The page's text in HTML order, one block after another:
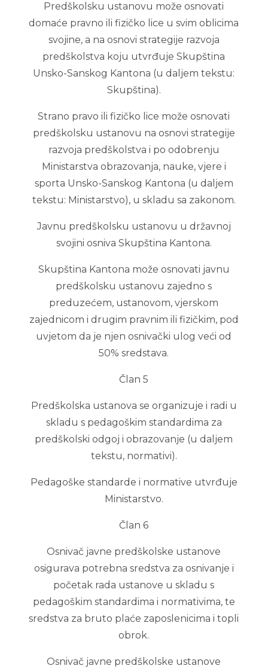
Predškolsku ustanovu može osnovati
domaće pravno ili fizičko lice u svim oblicima
svojine, a na osnovi strategije razvoja
predškolstva koju utvrđuje Skupština
Unsko-Sanskog Kantona (u daljem tekstu:
Skupština).
Strano pravo ili fizičko lice može osnovati
predškolsku ustanovu na osnovi strategije
razvoja predškolstva i po odobrenju
Ministarstva obrazovanja, nauke, vjere i
sporta Unsko-Sanskog Kantona (u daljem
tekstu: Ministarstvo), u skladu sa zakonom.
Javnu predškolsku ustanovu u državnoj
svojini osniva Skupština Kantona.
Skupština Kantona može osnovati javnu
predškolsku ustanovu zajedno s
preduzećem, ustanovom, vjerskom
zajednicom i drugim pravnim ili fizičkim, pod
uvjetom da je njen osnivački ulog veći od
50% sredstava.
Član 5
Predškolska ustanova se organizuje i radi u
skladu s pedagoškim standardima za
predškolski odgoj i obrazovanje (u daljem
tekstu, normativi).
Pedagoške standarde i normative utvrđuje
Ministarstvo.
Član 6
Osnivač javne predškolske ustanove
osigurava potrebna sredstva za osnivanje i
početak rada ustanove u skladu s
pedagoškim standardima i normativima, te
sredstva za bruto plaće zaposlenicima i topli
obrok.
Osnivač javne predškolske ustanove